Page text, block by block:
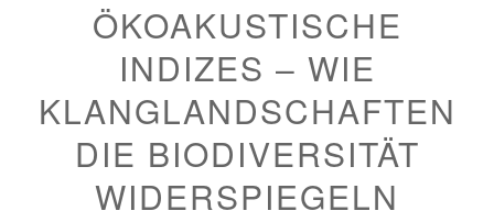
ÖKOAKUSTISCHE
INDIZES – WIE
KLANGLANDSCHAFTEN
DIE BIODIVERSITÄT
WIDERSPIEGELN